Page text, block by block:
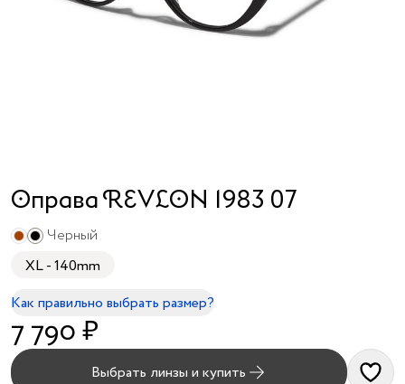
Оправа REVLON 1983 07
Черный
XL - 140mm
Как правильно выбрать размер?
7 790 ₽
Выбрать линзы и купить